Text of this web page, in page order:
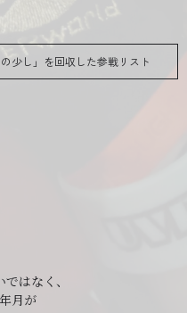
の少し」を回収した参戦リスト
はなく、
月が